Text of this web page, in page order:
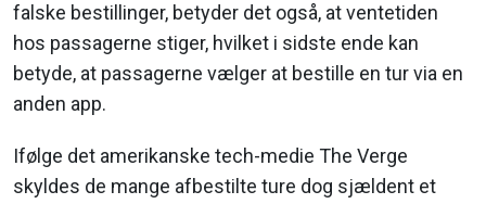
falske bestillinger, betyder det også, at ventetiden
hos passagerne stiger, hvilket i sidste ende kan
betyde, at passagerne vælger at bestille en tur via en
anden app.
Ifølge det amerikanske tech-medie The Verge
skyldes de mange afbestilte ture dog sjældent et